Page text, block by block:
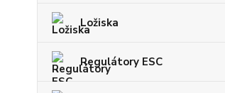
Ložiska
Regulátory ESC